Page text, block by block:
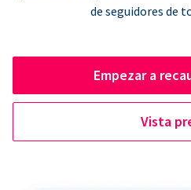
de seguidores de
Empezar a
Vista